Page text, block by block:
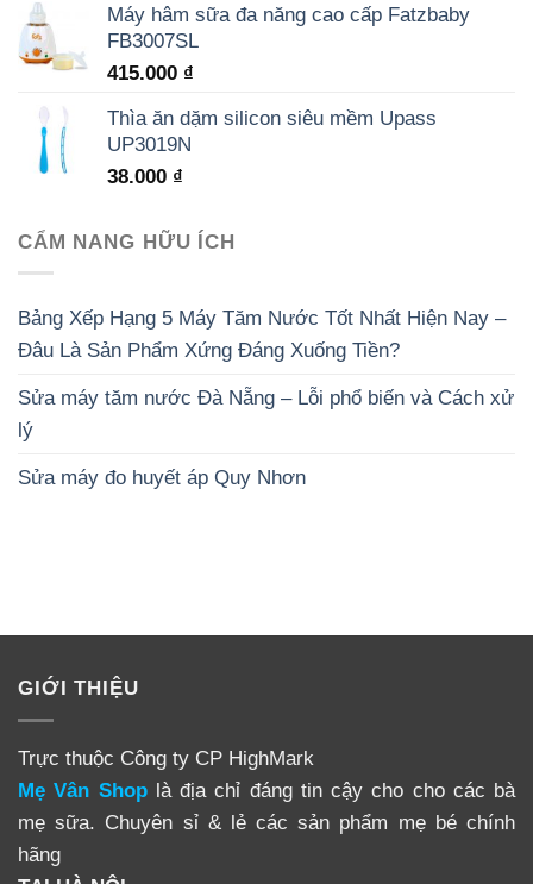
Máy hâm sữa đa năng cao cấp Fatzbaby
FB3007SL
415.000 ₫
Thìa ăn dặm silicon siêu mềm Upass
UP3019N
38.000 ₫
CẨM NANG HỮU ÍCH
Bảng Xếp Hạng 5 Máy Tăm Nước Tốt Nhất Hiện Nay –
Đâu Là Sản Phẩm Xứng Đáng Xuống Tiền?
Sửa máy tăm nước Đà Nẵng – Lỗi phổ biến và Cách xử
lý
Sửa máy đo huyết áp Quy Nhơn
GIỚI THIỆU
Trực thuộc Công ty CP HighMark
Mẹ Vân Shoplà địa chỉ đáng tin cậy cho cho các bà
mẹ sữa. Chuyên sỉ & lẻ các sản phẩm mẹ bé chính
hãng